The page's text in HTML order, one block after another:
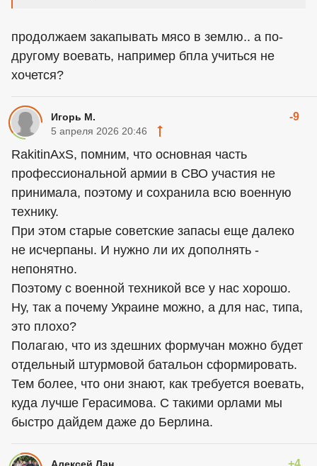
продолжаем закапывать мясо в землю.. а по-
другому воевать, например бпла учиться не
хочется?
Игорь М. -9
5 апреля 2026 20:46
RakitinAxS, помним, что основная часть
профессиональной армии в СВО участия не
принимала, поэтому и сохранила всю военную
технику.
При этом старые советские запасы еще далеко
не исчерпаны. И нужно ли их дополнять -
непонятно.
Поэтому с военной техникой все у нас хорошо.
Ну, так а почему Украине можно, а для нас, типа,
это плохо?
Полагаю, что из здешних формучан можно будет
отдельный штурмовой батальон сформировать.
Тем более, что они знают, как требуется воевать,
куда лучше Герасимова. С такими орлами мы
быстро дайдем даже до Берлина.